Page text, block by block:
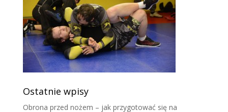
Ostatnie wpisy
Obrona przed nożem – jak przygotować się na